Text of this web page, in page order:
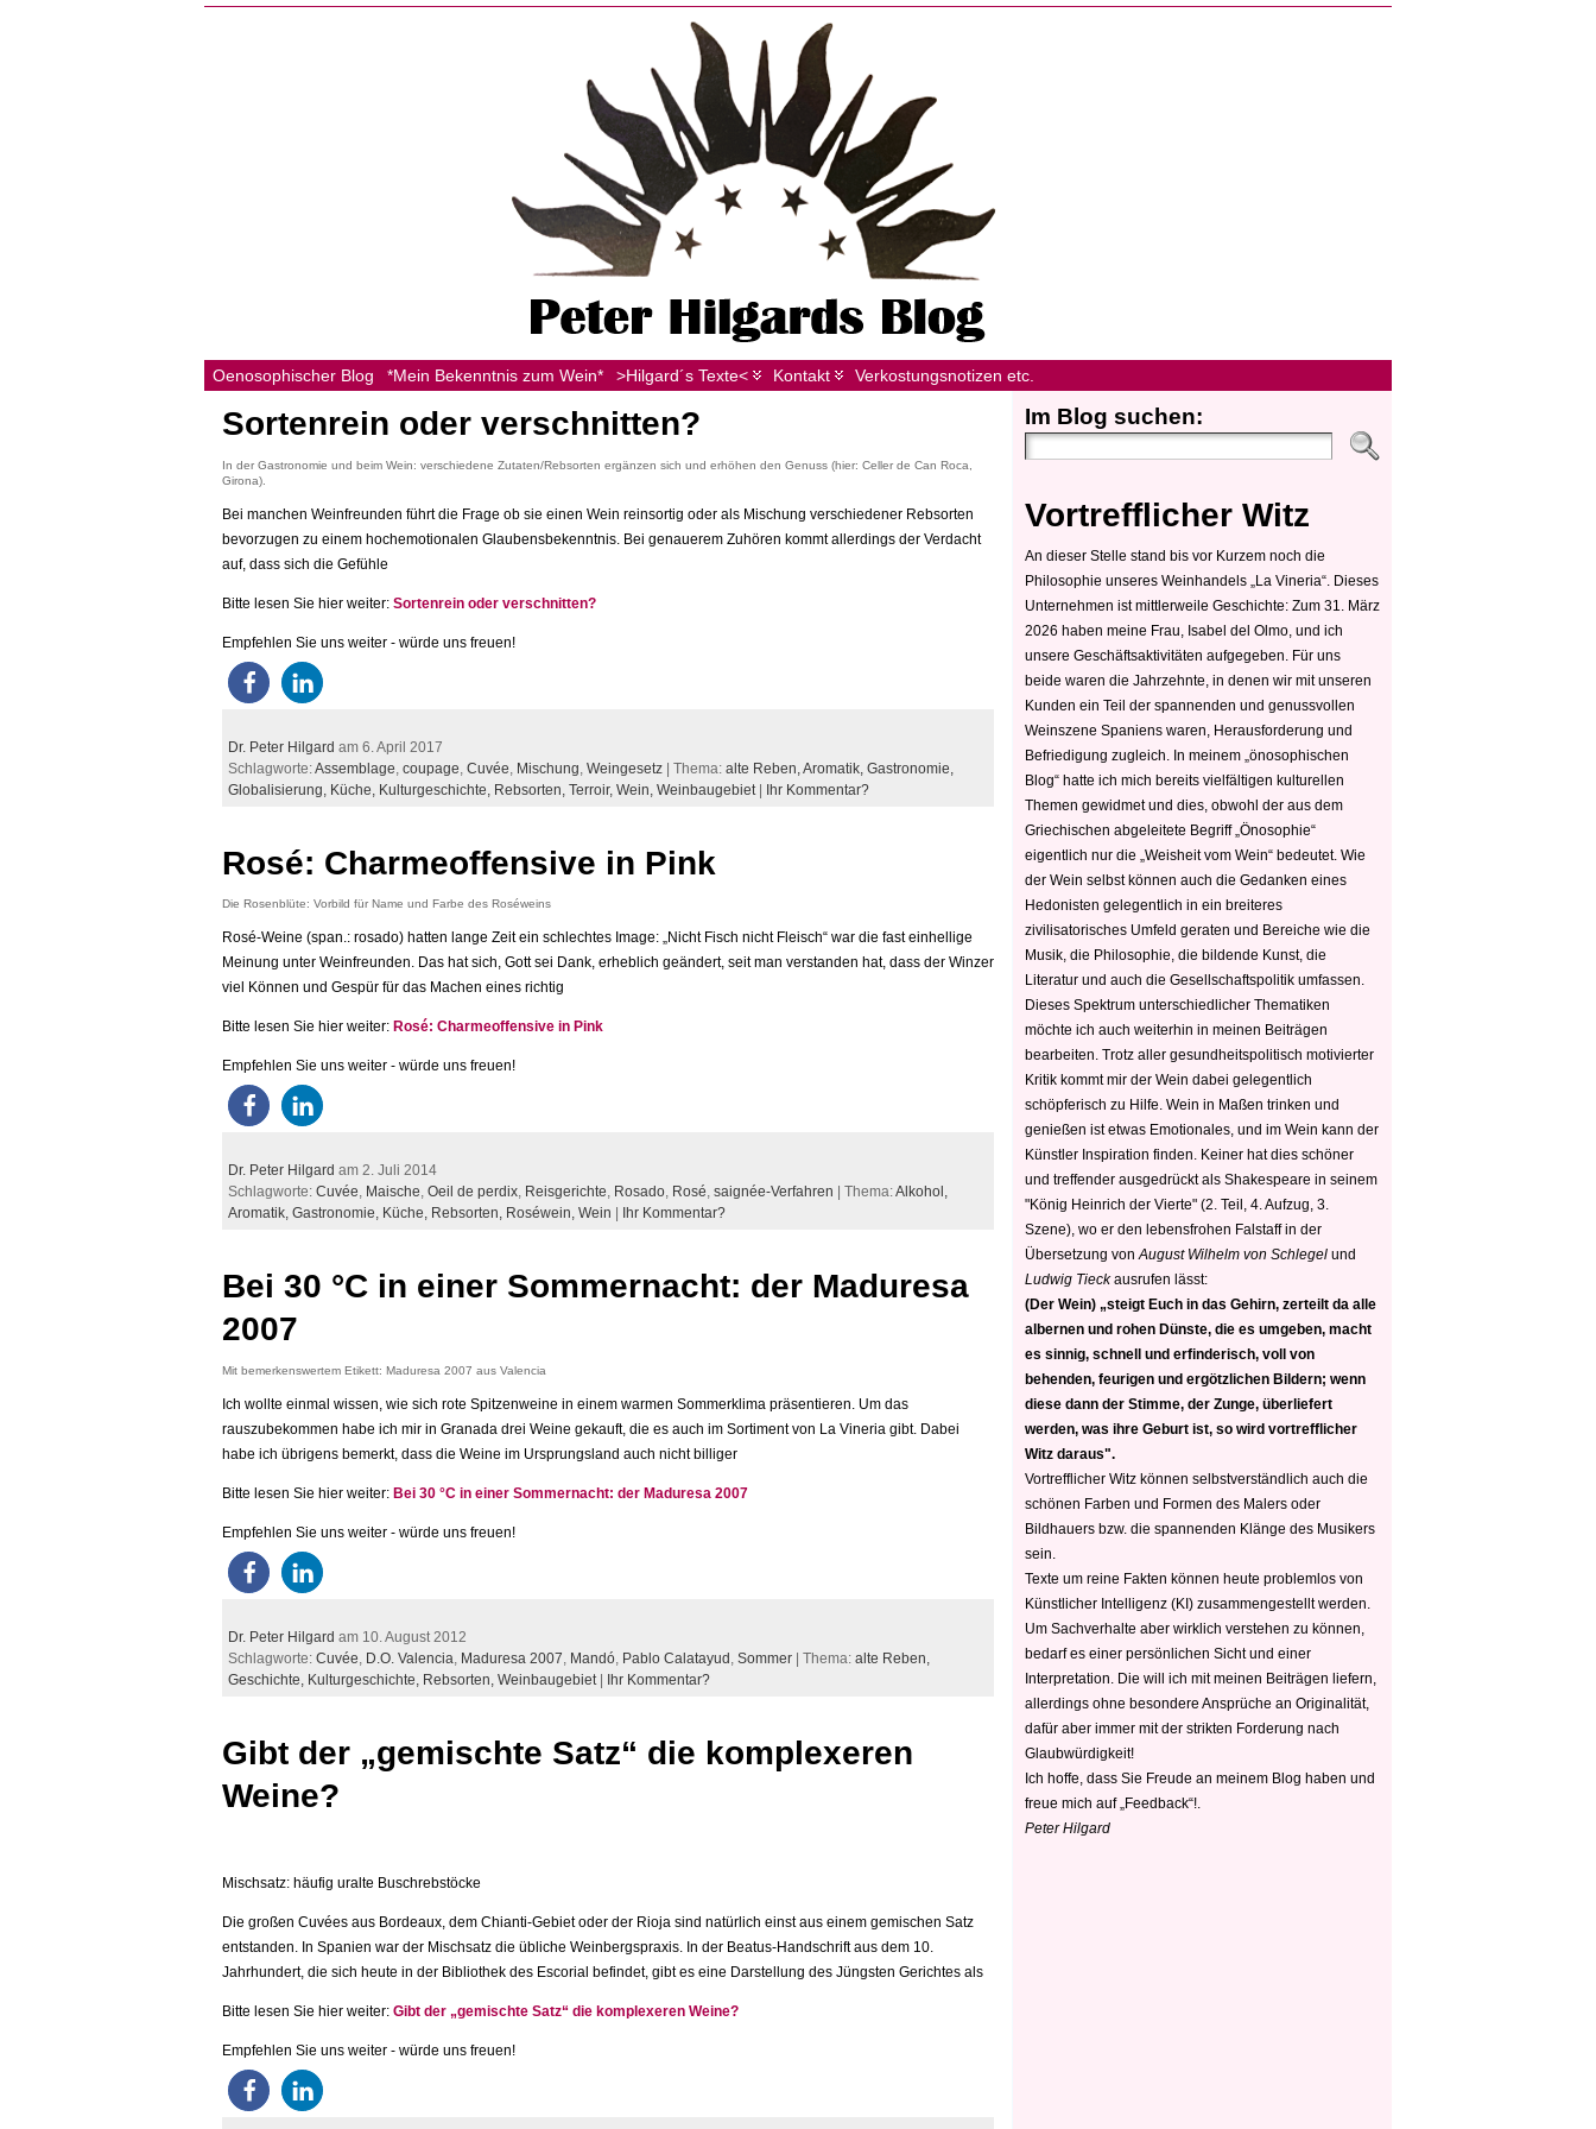
Oenosophischer Blog *Mein Bekenntnis zum Wein* >Hilgard´s Texte< Kontakt Verkostungsnotizen etc.
Sortenrein oder verschnitten?
In der Gastronomie und beim Wein: verschiedene Zutaten/Rebsorten ergänzen sich und erhöhen den Genuss (hier: Celler de Can Roca,
Girona).
Bei manchen Weinfreunden führt die Frage ob sie einen Wein reinsortig oder als Mischung verschiedener Rebsorten
bevorzugen zu einem hochemotionalen Glaubensbekenntnis. Bei genauerem Zuhören kommt allerdings der Verdacht
auf, dass sich die Gefühle
Bitte lesen Sie hier weiter: Sortenrein oder verschnitten?
Empfehlen Sie uns weiter - würde uns freuen!
Dr. Peter Hilgard am 6. April 2017
Schlagworte:Assemblage coupage Cuvée Mischung Weingesetz | Thema: alte Reben, Aromatik, Gastronomie,
Globalisierung, Küche, Kulturgeschichte, Rebsorten, Terroir, Wein, Weinbaugebiet | Ihr Kommentar?
Rosé: Charmeoffensive in Pink
Die Rosenblüte: Vorbild für Name und Farbe des Roséweins
Rosé-Weine (span.: rosado) hatten lange Zeit ein schlechtes Image: „Nicht Fisch nicht Fleisch“ war die fast einhellige
Meinung unter Weinfreunden. Das hat sich, Gott sei Dank, erheblich geändert, seit man verstanden hat, dass der Winzer
viel Können und Gespür für das Machen eines richtig
Bitte lesen Sie hier weiter: Rosé: Charmeoffensive in Pink
Empfehlen Sie uns weiter - würde uns freuen!
Dr. Peter Hilgard am 2. Juli 2014
Schlagworte: Cuvée, Maische, Oeil de perdix, Reisgerichte, Rosado, Rosé, saignée-Verfahren | Thema:Alkohol,
Aromatik, Gastronomie, Küche, Rebsorten, Roséwein, Wein Ihr Kommentar?
Bei 30 °C in einer Sommernacht: der Maduresa
2007
Mit bemerkenswertem Etikett: Maduresa 2007 aus Valencia
Ich wollte einmal wissen, wie sich rote Spitzenweine in einem warmen Sommerklima präsentieren. Um das
rauszubekommen habe ich mir in Granada drei Weine gekauft, die es auch im Sortiment von La Vineria gibt. Dabei
habe ich übrigens bemerkt, dass die Weine im Ursprungsland auch nicht billiger
Bitte lesen Sie hier weiter: Bei 30 °C in einer Sommernacht: der Maduresa 2007
Empfehlen Sie uns weiter - würde uns freuen!
Dr. Peter Hilgard am 10. August 2012
Schlagworte: Cuvée D.O. Valencia Maduresa 2007 Mandó Pablo Calatayud Sommer | Thema: alte Reben,
Geschichte, Kulturgeschichte, Rebsorten, Weinbaugebiet | Ihr Kommentar?
Gibt der „gemischte Satz“ die komplexeren
Weine?
Mischsatz: häufig uralte Buschrebstöcke
Die großen Cuvées aus Bordeaux, dem Chianti-Gebiet oder der Rioja sind natürlich einst aus einem gemischen Satz
entstanden. In Spanien war der Mischsatz die übliche Weinbergspraxis. In der Beatus-Handschrift aus dem 10.
Jahrhundert, die sich heute in der Bibliothek des Escorial befindet, gibt es eine Darstellung des Jüngsten Gerichtes als
Bitte lesen Sie hier weiter: Gibt der „gemischte Satz“ die komplexeren Weine?
Empfehlen Sie uns weiter - würde uns freuen!
Im Blog suchen:
Vortrefflicher Witz
An dieser Stelle stand bis vor Kurzem noch die
Philosophie unseres Weinhandels „La Vineria“. Dieses
Unternehmen ist mittlerweile Geschichte: Zum 31. März
2026 haben meine Frau, Isabel del Olmo, und ich
unsere Geschäftsaktivitäten aufgegeben. Für uns
beide waren die Jahrzehnte, in denen wir mit unseren
Kunden ein Teil der spannenden und genussvollen
Weinszene Spaniens waren, Herausforderung und
Befriedigung zugleich. In meinem „önosophischen
Blog“ hatte ich mich bereits vielfältigen kulturellen
Themen gewidmet und dies, obwohl der aus dem
Griechischen abgeleitete Begriff „Önosophie“
eigentlich nur die „Weisheit vom Wein“ bedeutet. Wie
der Wein selbst können auch die Gedanken eines
Hedonisten gelegentlich in ein breiteres
zivilisatorisches Umfeld geraten und Bereiche wie die
Musik, die Philosophie, die bildende Kunst, die
Literatur und auch die Gesellschaftspolitik umfassen.
Dieses Spektrum unterschiedlicher Thematiken
möchte ich auch weiterhin in meinen Beiträgen
bearbeiten. Trotz aller gesundheitspolitisch motivierter
Kritik kommt mir der Wein dabei gelegentlich
schöpferisch zu Hilfe. Wein in Maßen trinken und
genießen ist etwas Emotionales, und im Wein kann der
Künstler Inspiration finden. Keiner hat dies schöner
und treffender ausgedrückt als Shakespeare in seinem
"König Heinrich der Vierte" (2. Teil, 4. Aufzug, 3.
Szene), wo er den lebensfrohen Falstaff in der
Übersetzung von August Wilhelm von Schlegel und
Ludwig Tieckausrufen lässt:
(Der Wein) „steigt Euch in das Gehirn, zerteilt da alle
albernen und rohen Dünste, die es umgeben, macht
es sinnig, schnell und erfinderisch, voll von
behenden, feurigen und ergötzlichen Bildern; wenn
diese dann der Stimme, der Zunge, überliefert
werden, was ihre Geburt ist, so wird vortrefflicher
Witz daraus".
Vortrefflicher Witz können selbstverständlich auch die
schönen Farben und Formen des Malers oder
Bildhauers bzw. die spannenden Klänge des Musikers
sein.
Texte um reine Fakten können heute problemlos von
Künstlicher Intelligenz (KI) zusammengestellt werden.
Um Sachverhalte aber wirklich verstehen zu können,
bedarf es einer persönlichen Sicht und einer
Interpretation. Die will ich mit meinen Beiträgen liefern,
allerdings ohne besondere Ansprüche an Originalität,
dafür aber immer mit der strikten Forderung nach
Glaubwürdigkeit!
Ich hoffe, dass Sie Freude an meinem Blog haben und
freue mich auf „Feedback“!.
Peter Hilgard